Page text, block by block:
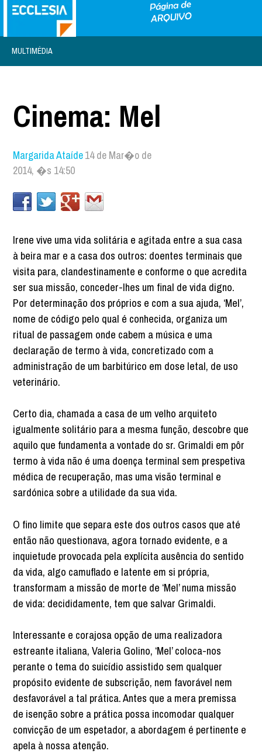
MULTIMÉDIA
Cinema: Mel
Margarida Ataíde14 de Mar�o de
2014, �s 14:50
Irene vive uma vida solitária e agitada entre a sua casa
à beira mar e a casa dos outros: doentes terminais que
visita para, clandestinamente e conforme o que acredita
ser sua missão, conceder-lhes um final de vida digno.
Por determinação dos próprios e com a sua ajuda, ‘Mel’,
nome de código pelo qual é conhecida, organiza um
ritual de passagem onde cabem a música e uma
declaração de termo à vida, concretizado com a
administração de um barbitúrico em dose letal, de uso
veterinário.
Certo dia, chamada a casa de um velho arquiteto
igualmente solitário para a mesma função, descobre que
aquilo que fundamenta a vontade do sr. Grimaldi em pôr
termo à vida não é uma doença terminal sem prespetiva
médica de recuperação, mas uma visão terminal e
sardónica sobre a utilidade da sua vida.
O fino limite que separa este dos outros casos que até
então não questionava, agora tornado evidente, e a
inquietude provocada pela explícita ausência do sentido
da vida, algo camuflado e latente em si própria,
transformam a missão de morte de ‘Mel’ numa missão
de vida: decididamente, tem que salvar Grimaldi.
Interessante e corajosa opção de uma realizadora
estreante italiana, Valeria Golino, ‘Mel’ coloca-nos
perante o tema do suicídio assistido sem qualquer
propósito evidente de subscrição, nem favorável nem
desfavorável a tal prática. Antes que a mera premissa
de isenção sobre a prática possa incomodar qualquer
convicção de um espetador, a abordagem é pertinente e
apela à nossa atenção.